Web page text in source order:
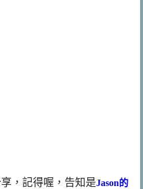
，記得喔，告知是Jason的